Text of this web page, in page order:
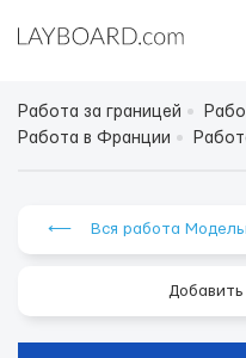
Работа за границей
Работа в Франции
⟵ Вся работа